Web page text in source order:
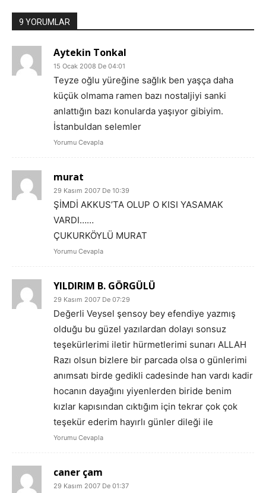
9 YORUMLAR
Aytekin Tonkal
15 Ocak 2008 De 04:01
Teyze oğlu yüreğine sağlık ben yaşça daha
küçük olmama ramen bazı nostaljiyi sanki
anlattığın bazı konularda yaşıyor gibiyim.
İstanbuldan selemler
Yorumu Cevapla
murat
29 Kasım 2007 De 10:39
ŞİMDİ AKKUS’TA OLUP O KISI YASAMAK
VARDI……
ÇUKURKÖYLÜ MURAT
Yorumu Cevapla
YILDIRIM B. GÖRGÜLÜ
29 Kasım 2007 De 07:29
Değerli Veysel şensoy bey efendiye yazmış
olduğu bu güzel yazılardan dolayı sonsuz
teşekürlerimi iletir hürmetlerimi sunarı ALLAH
Razı olsun bizlere bir parcada olsa o günlerimi
anımsatı birde gedikli cadesinde han vardı kadir
hocanın dayağını yiyenlerden biride benim
kızlar kapısından cıktığım için tekrar çok çok
teşekür ederim hayırlı günler dileği ile
Yorumu Cevapla
caner çam
29 Kasım 2007 De 01:37